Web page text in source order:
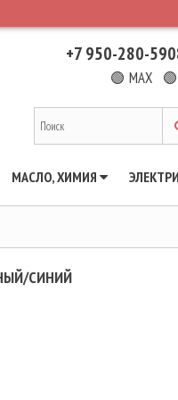
+7 950-280-
🟢 MAX
МАСЛО, ХИМИЯ
СИНИЙ